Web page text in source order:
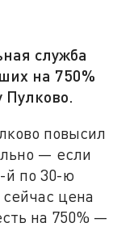
служба
на 750%
Пулково.
повысил
— если
й по 30-ю
сейчас цена
на 750% —